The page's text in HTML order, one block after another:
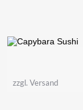
zzgl. Versand